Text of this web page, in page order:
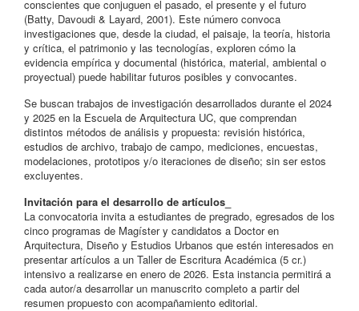
conscientes que conjuguen el pasado, el presente y el futuro
(Batty, Davoudi & Layard, 2001). Este número convoca
investigaciones que, desde la ciudad, el paisaje, la teoría, historia
y crítica, el patrimonio y las tecnologías, exploren cómo la
evidencia empírica y documental (histórica, material, ambiental o
proyectual) puede habilitar futuros posibles y convocantes.
Se buscan trabajos de investigación desarrollados durante el 2024
y 2025 en la Escuela de Arquitectura UC, que comprendan
distintos métodos de análisis y propuesta: revisión histórica,
estudios de archivo, trabajo de campo, mediciones, encuestas,
modelaciones, prototipos y/o iteraciones de diseño; sin ser estos
excluyentes.
Invitación para el desarrollo de artículos_
La convocatoria invita a estudiantes de pregrado, egresados de los
cinco programas de Magíster y candidatos a Doctor en
Arquitectura, Diseño y Estudios Urbanos que estén interesados en
presentar artículos a un Taller de Escritura Académica (5 cr.)
intensivo a realizarse en enero de 2026. Esta instancia permitirá a
cada autor/a desarrollar un manuscrito completo a partir del
resumen propuesto con acompañamiento editorial.